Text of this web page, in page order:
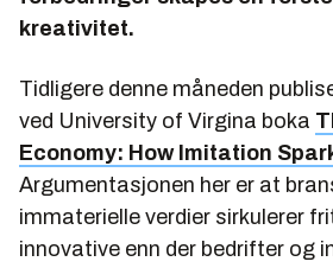
kreativitet.
Tidligere denne måneden
ved University of Virgina boka
Economy: How Imitation
Argumentasjonen her er at
immaterielle verdier sirkulerer
innovative enn der bedrifter og